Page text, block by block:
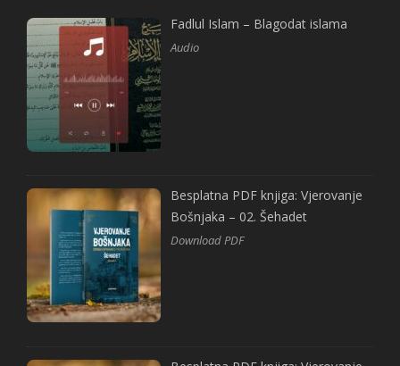
Fadlul Islam – Blagodat islama
Audio
Besplatna PDF knjiga: Vjerovanje
Bošnjaka – 02. Šehadet
Download PDF